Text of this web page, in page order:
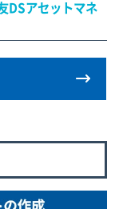
DSアセットマネ